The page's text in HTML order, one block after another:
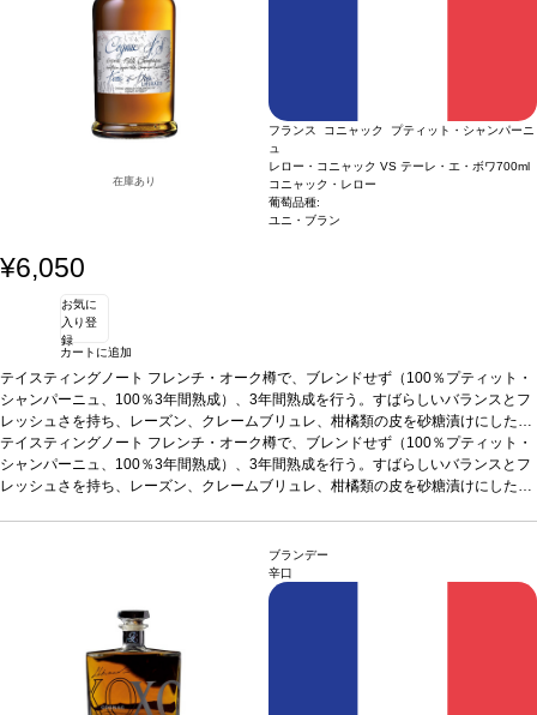
在庫あり
フランス コニャック プティット・シャンパーニ
ュ
レロー・コニャック VS テーレ・エ・ボワ700ml
コニャック・レロー
葡萄品種:
ユニ・ブラン
¥6,050
お気に
入り登
録
カートに追加
テイスティングノート フレンチ・オーク樽で、ブレンドせず（100％プティット・
シャンパーニュ、100％3年間熟成）、3年間熟成を行う。すばらしいバランスとフ
レッシュさを持ち、レーズン、クレームブリュレ、柑橘類の皮を砂糖漬けにした味
わいを示す。合う料理食後酒としてお楽しみいただけます。
テイスティングノート フレンチ・オーク樽で、ブレンドせず（100％プティット・
シャンパーニュ、100％3年間熟成）、3年間熟成を行う。すばらしいバランスとフ
レッシュさを持ち、レーズン、クレームブリュレ、柑橘類の皮を砂糖漬けにした味
ブランデー
辛口